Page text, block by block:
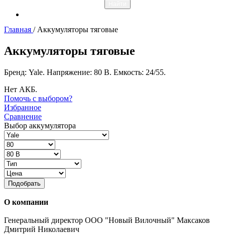
Главная / Аккумуляторы тяговые
Аккумуляторы тяговые
Бренд: Yale. Напряжение: 80 В. Емкость: 24/55.
Нет АКБ.
Помочь с выбором?
Избранное
Сравнение
Выбор аккумулятора
Подобрать
О компании
Генеральный директор ООО "Новый Вилочный" Максаков
Дмитрий Николаевич